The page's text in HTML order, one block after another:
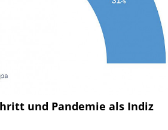
und Pandemie als Indiz